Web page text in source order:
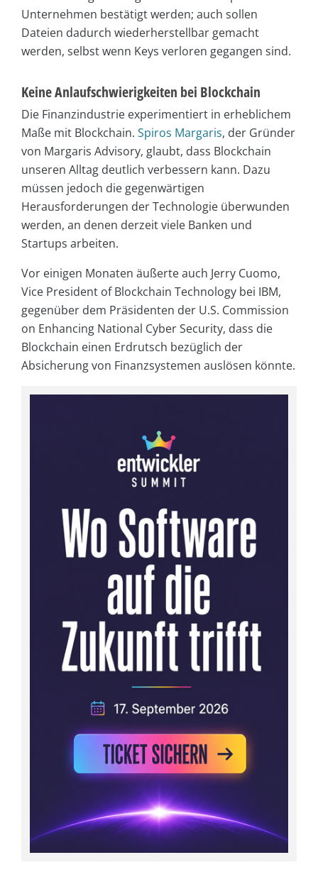
Unternehmen bestätigt werden; auch sollen
Dateien dadurch wiederherstellbar gemacht
werden, selbst wenn Keys verloren gegangen sind.
Keine Anlaufschwierigkeiten bei Blockchain
Die Finanzindustrie experimentiert in erheblichem
Maße mit Blockchain. Spiros Margaris, der Gründer
von Margaris Advisory, glaubt, dass Blockchain
unseren Alltag deutlich verbessern kann. Dazu
müssen jedoch die gegenwärtigen
Herausforderungen der Technologie überwunden
werden, an denen derzeit viele Banken und
Startups arbeiten.
Vor einigen Monaten äußerte auch Jerry Cuomo,
Vice President of Blockchain Technology bei IBM,
gegenüber dem Präsidenten der U.S. Commission
on Enhancing National Cyber Security, dass die
Blockchain einen Erdrutsch bezüglich der
Absicherung von Finanzsystemen auslösen könnte.